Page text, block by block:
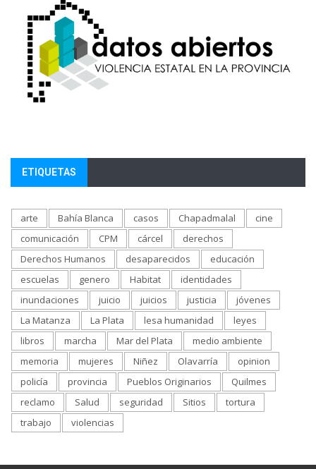
ETIQUETAS
arte Bahía Blanca casos Chapadmalal
cine
comunicación
CPM cárcel
derechos
Derechos Humanos
desaparecidos
educación
escuelas
genero Habitat
identidades
inundaciones
juicio juicios justicia
jóvenes
La Matanza
La Plata lesa humanidad
leyes
libros
marcha Mar del Plata
medio ambiente
memoria
mujeres Niñez Olavarría
opinion
policía
provincia Pueblos Originarios
Quilmes
reclamo
Salud seguridad Sitios
tortura
trabajo
violencias